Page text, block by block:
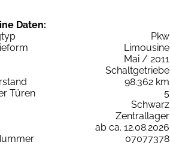
Daten:
Pkw
Limousine
Mai / 2011
Schaltgetriebe
98.362 km
Türen
5
Schwarz
Zentrallager
ab ca. 12.08.2026
07077378